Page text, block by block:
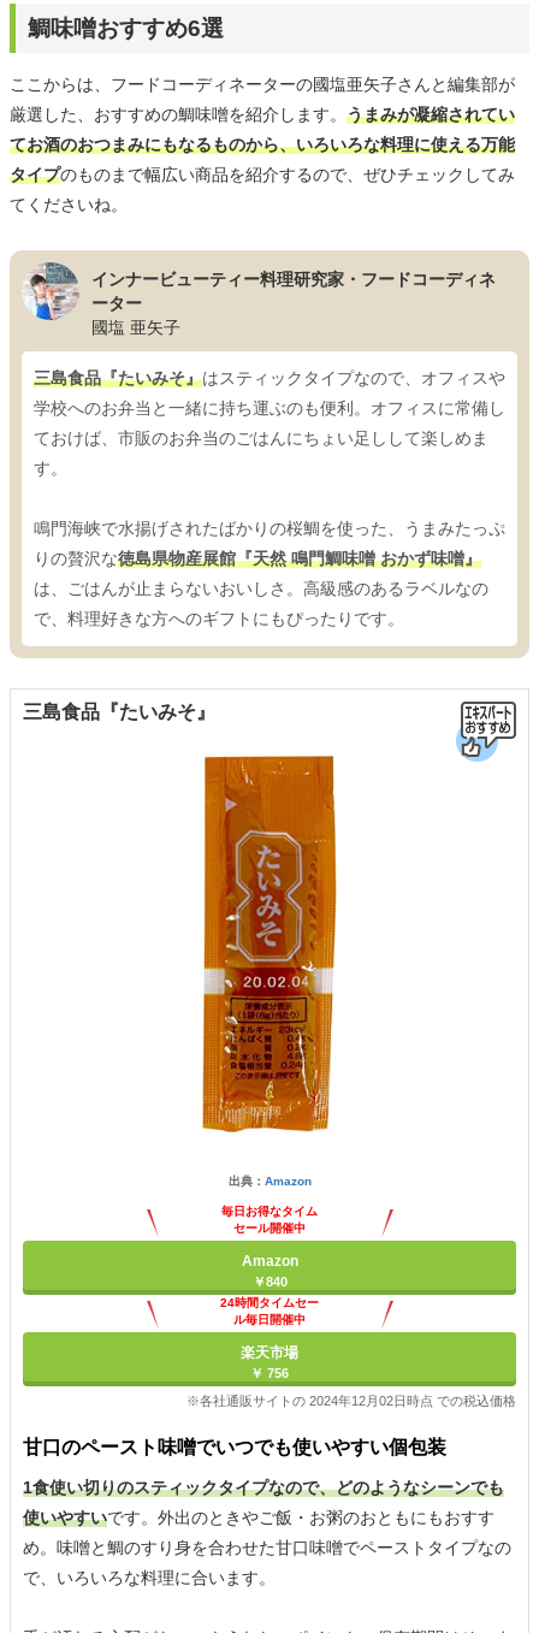
鯛味噌おすすめ6選
ここからは、フードコーディネーターの國塩亜矢子さんと編集部が
厳選した、おすすめの鯛味噌を紹介します。 うまみが凝縮されてい
てお酒のおつまみにもなるものから、いろいろな料理に使える万能
タイプのものまで幅広い商品を紹介するので、ぜひチェックしてみ
てくださいね。
インナービューティー料理研究家・フードコーディネ
ーター
國塩 亜矢子
三島食品『たいみそ』はスティックタイプなので、オフィスや
学校へのお弁当と一緒に持ち運ぶのも便利。オフィスに常備し
ておけば、市販のお弁当のごはんにちょい足しして楽しめま
す。
鳴門海峡で水揚げされたばかりの桜鯛を使った、うまみたっぷ
りの贅沢な徳島県物産展館『天然 鳴門鯛味噌 おかず味噌』
は、ごはんが止まらないおいしさ。高級感のあるラベルなの
で、料理好きな方へのギフトにもぴったりです。
三島食品『たいみそ』
出典： Amazon
毎日お得なタイム
セール開催中
Amazon
￥840
24時間タイムセー
ル毎日開催中
楽天市場
￥ 756
※各社通販サイトの 2024年12月02日時点 での税込価格
甘口のペースト味噌でいつでも使いやすい個包装
1食使い切りのスティックタイプなので、どのようなシーンでも
使いやすいです。外出のときやご飯・お粥のおともにもおすす
め。味噌と鯛のすり身を合わせた甘口味噌でペーストタイプなの
で、いろいろな料理に合います。